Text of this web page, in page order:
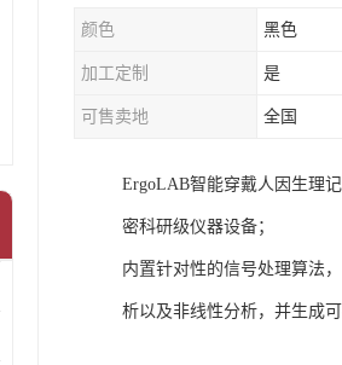
颜色 黑色
加工定制 是
可售卖地 全国
ErgoLAB智能穿戴人因生理
密科研级仪器设备；
内置针对性的信号处理算法
析以及非线性分析，并生成可